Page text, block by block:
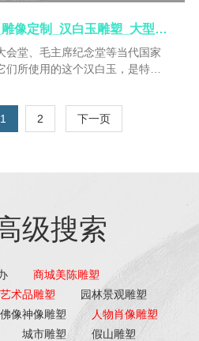
名人石雕像_人物石雕_雕像定制_汉白玉雕塑_大型石雕
会堂、毛主席纪念堂等当代国家
所使用的这个汉白玉，是特指
被评为1101号，人称“中国1号”。
，如房山汉白玉、河南白、川白
1 2 下一页
级搜索
商城美陈雕塑
艺术品雕塑
园林景观雕塑
佛像神像雕塑
人物肖像雕塑
城市雕塑
假山雕塑